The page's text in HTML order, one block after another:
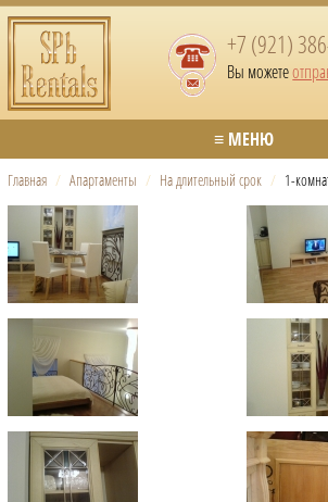
+7 (921)
Вы можете
≡ МЕНЮ
Главная / Апартаменты / На длительный срок / 1-